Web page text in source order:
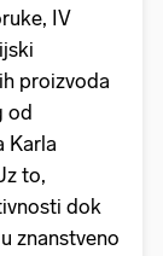
IV
proizvoda
od
Karla
to,
dok
znanstveno